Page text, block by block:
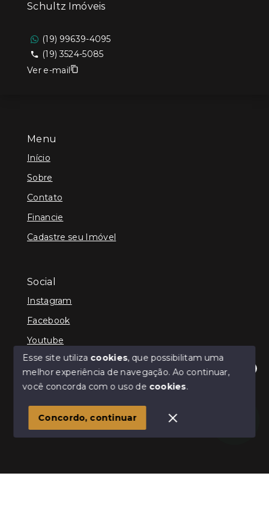
Olá! Estamos disponíveis para te ajudar.
Menu
Início
Sobre
Contato
Financie
Cadastre seu Imóvel
Social
Instagram
Facebook
Youtube
© Copyright 2026 - Schultz Imóveis - Todos os direitos
SITE PARA IMOBILIARIA
Schultz Imóveis
(19) 99639-4095
(19) 3524-5085
Ver e-mail
Esse site utiliza cookies, que possibilitam uma
melhor experiência de navegação.Ao continuar,
você concorda com o uso de cookies.
Concordo, continuar